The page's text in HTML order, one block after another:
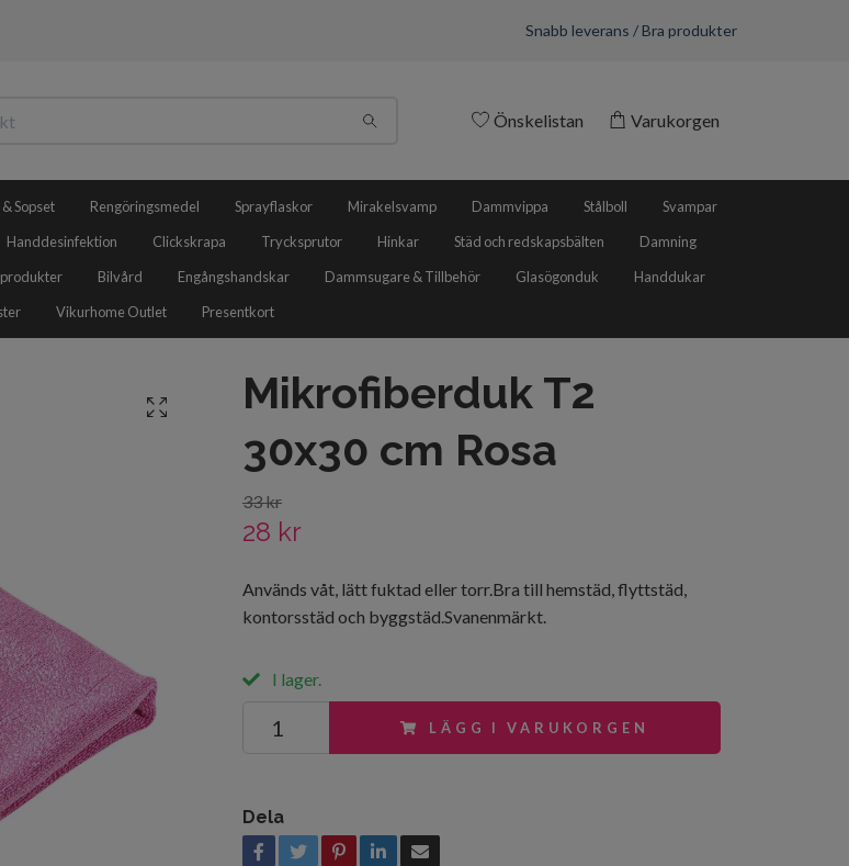
Snabb leverans / Bra produkter
Önskelistan Varukorgen
Sopset Rengöringsmedel Sprayflaskor Mirakelsvamp Dammvippa Stålboll
Svampar
Handdesinfektion Clickskrapa Trycksprutor Hinkar Städ och redskapsbälten
Damning
Bilvård Engångshandskar Dammsugare & Tillbehör Glasögonduk
Handdukar
Vikurhome Outlet Presentkort
Mikrofiberduk T2
30x30 cm Rosa
33 kr
28 kr
Används våt, lätt fuktad eller torr.Bra till hemstäd, flyttstäd,
kontorsstäd och byggstäd.Svanenmärkt.
I lager.
LÄGG I VARUKORGEN
Dela